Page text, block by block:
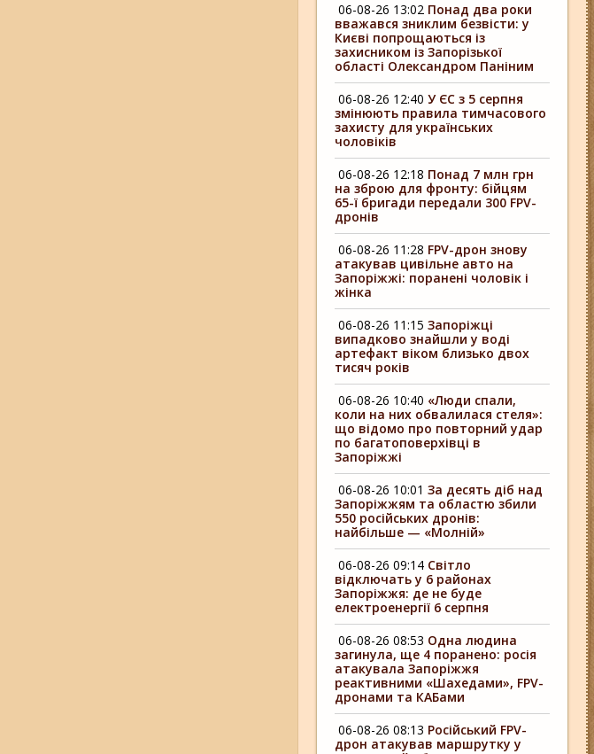
06-08-26 13:02 Понад два роки
вважався зниклим безвісти: у
Києві попрощаються із
захисником із Запорізької
області Олександром Паніним
06-08-26 12:40 У ЄС з 5 серпня
змінюють правила тимчасового
захисту для українських
чоловіків
06-08-26 12:18 Понад 7 млн грн
на зброю для фронту: бійцям
65-ї бригади передали 300 FPV-
дронів
06-08-26 11:28 FPV-дрон знову
атакував цивільне авто на
Запоріжжі: поранені чоловік і
жінка
06-08-26 11:15 Запоріжці
випадково знайшли у воді
артефакт віком близько двох
тисяч років
06-08-26 10:40 «Люди спали,
коли на них обвалилася стеля»:
що відомо про повторний удар
по багатоповерхівці в
Запоріжжі
06-08-26 10:01 За десять діб над
Запоріжжям та областю збили
550 російських дронів:
найбільше — «Молній»
06-08-26 09:14 Світло
відключать у 6 районах
Запоріжжя: де не буде
електроенергії 6 серпня
06-08-26 08:53 Одна людина
загинула, ще 4 поранено: росія
атакувала Запоріжжя
реактивними «Шахедами», FPV-
дронами та КАБами
06-08-26 08:13 Російський FPV-
дрон атакував маршрутку у